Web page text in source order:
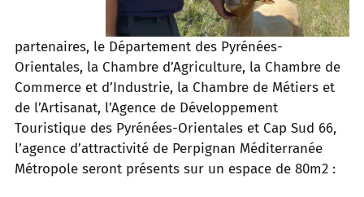
partenaires, le Département des Pyrénées-
Orientales, la Chambre d’Agriculture, la Chambre de
Commerce et d’Industrie, la Chambre de Métiers et
de l’Artisanat, l’Agence de Développement
Touristique des Pyrénées-Orientales et Cap Sud 66,
l’agence d’attractivité de Perpignan Méditerranée
Métropole seront présents sur un espace de 80m2 :